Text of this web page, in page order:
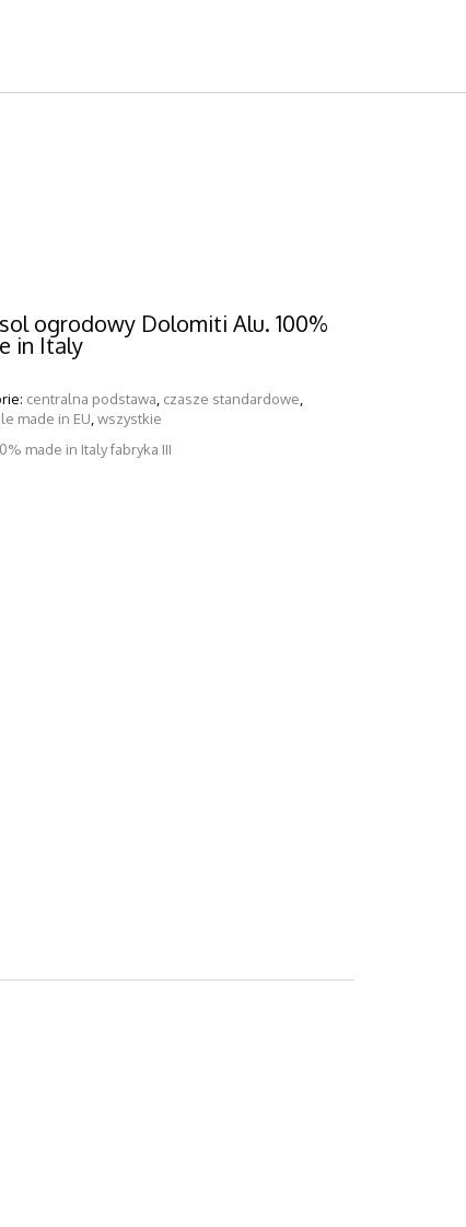
PROSTOR P6
ogrodowy Dolomiti Alu. 100%
in Italy
centralna podstawa, czasze standardowe,
made in EU,wszystkie
made in Italy fabryka III